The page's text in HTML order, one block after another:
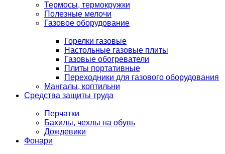
Термосы, термокружки
Полезные мелочи
Газовое оборудование
Горелки газовые
Настольные газовые плиты
Газовые обогреватели
Плиты портативные
Переходники для газового оборудования
Мангалы, коптильни
Средства защиты труда
Перчатки
Бахилы, чехлы на обувь
Дождевики
Фонари